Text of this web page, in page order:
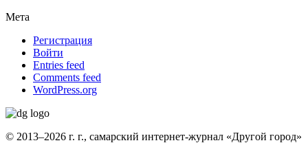
Мета
Регистрация
Войти
Entries feed
Comments feed
WordPress.org
© 2013–2026 г. г., самарский интернет-журнал «Другой город»